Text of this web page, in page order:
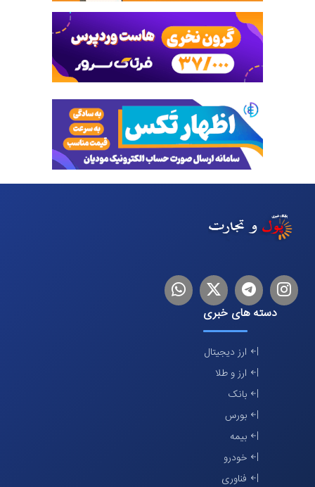
اینستاگرام
تلگرام توییترلینکدین
دسته های خبری
ارز دیجیتال
ارز و طلا
بانک
بورس
بیمه
خودرو
فناوری